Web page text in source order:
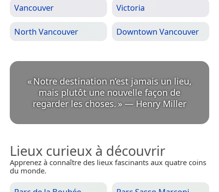
Vancouver Victoria
North Vancouver Downtown Vancouver
«Notre destination n’est jamais un lieu,
mais plutôt une nouvelle façon de
regarder les choses. » — Henry Miller
Lieux curieux à découvrir
Apprenez à connaître des lieux fascinants aux quatre coins
du monde.